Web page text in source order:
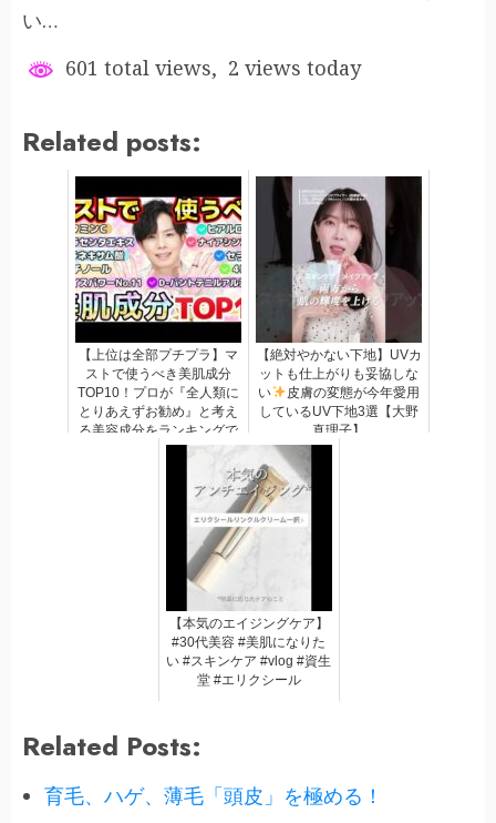
い…
601 total views, 2 views today
Related posts:
【上位は全部プチプラ】マ
ストで使うべき美肌成分
TOP10！プロが『全人類に
とりあえずお勧め』と考え
る美容成分をランキングで
発表しました！【皆は何種
【絶対やかない下地】UVカ
ットも仕上がりも妥協しな
い
皮膚の変態が今年愛用
しているUV下地3選【大野
真理子】
【本気のエイジングケア】
#30代美容 #美肌になりた
い #スキンケア #vlog #資生
堂 #エリクシール
Related Posts:
育毛、ハゲ、薄毛「頭皮」を極める！